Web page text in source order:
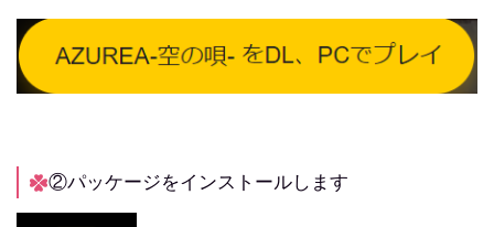
②パッケージをインストールします